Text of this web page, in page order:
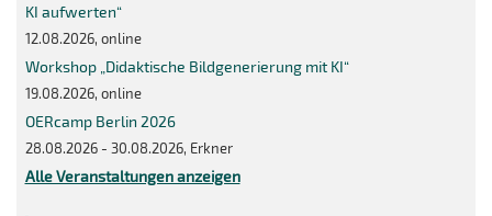
KI aufwerten“
12.08.2026, online
Workshop „Didaktische Bildgenerierung mit KI“
19.08.2026, online
OERcamp Berlin 2026
28.08.2026 - 30.08.2026, Erkner
Alle Veranstaltungen anzeigen